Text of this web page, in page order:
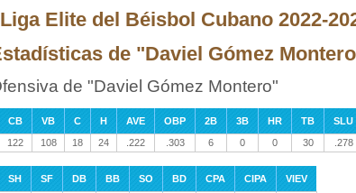
Elite del Béisbol Cubano 2022-
de "Daviel Gómez
de "Daviel Gómez Montero"
CB VB C H AVE OBP 2B 3B HR TB SLU
122
108 18 24 .222 .303 6 0 0 30 .278
SH SF DB BB SO BD CPA CIPA
VIEV